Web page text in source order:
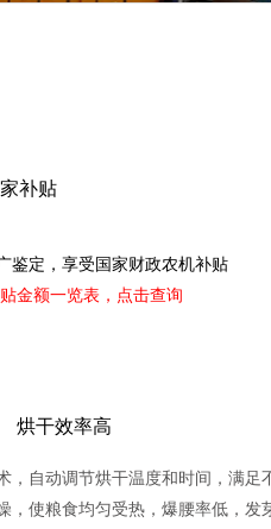
补贴
鉴定，享受国家财政农机补贴
金额一览表，点击查询
烘干效率高
，自动调节烘干温度和时间，满足
，使粮食均匀受热，爆腰率低，发